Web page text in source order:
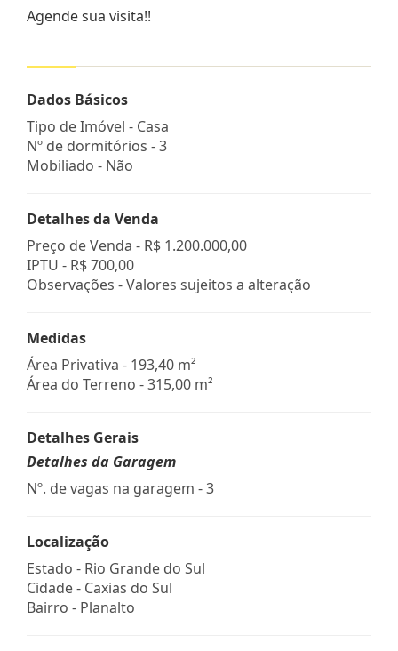
Agende sua visita!!
Dados Básicos
Tipo de Imóvel - Casa
Nº de dormitórios - 3
Mobiliado - Não
Detalhes da Venda
Preço de Venda - R$ 1.200.000,00
IPTU - R$ 700,00
Observações - Valores sujeitos a alteração
Medidas
Área Privativa - 193,40 m²
Área do Terreno - 315,00 m²
Detalhes Gerais
Detalhes da Garagem
Nº. de vagas na garagem - 3
Localização
Estado - Rio Grande do Sul
Cidade - Caxias do Sul
Bairro - Planalto